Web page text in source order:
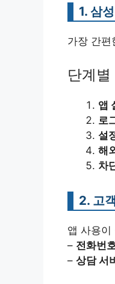
1. 삼
가장 간편
단계
앱
로
설
해
차
2. 고
앱 사용이
– 전화번
– 상담 서